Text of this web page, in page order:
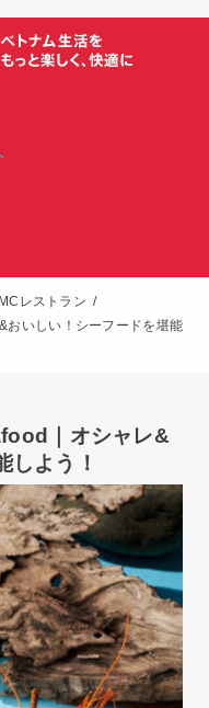
レストラン
おいしい！シーフードを堪能
｜オシャレ&
しよう！